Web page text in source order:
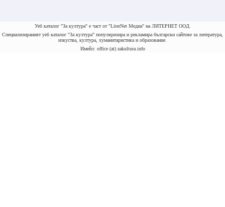
Уеб каталог "За култура" е част от "LiterNet Медиа" на ЛИТЕРНЕТ ООД.
Специализираният уеб каталог "За култура" популяризира и рекламира български сайтове за литература,
изкуства, култура, хуманитаристика и образование.
Имейл: office (at) zakultura.info